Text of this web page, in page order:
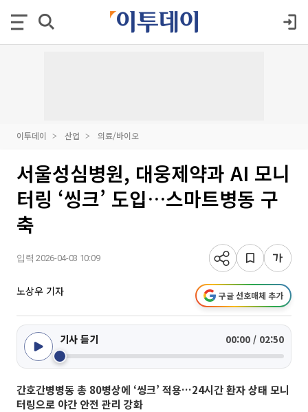
이투데이 산업 의료/바이오
서울성심병원, 대웅제약과 AI 모니
터링 ‘씽크’ 도입…스마트병동 구
축
입력 2026-04-03 10:09
노상우 기자 구글 선호매체 추가
기사 듣기 00:00 / 02:50
간호간병병동 총 80병상에 ‘씽크’ 적용…24시간 환자 상태 모니
터링으로 야간 안전 관리 강화